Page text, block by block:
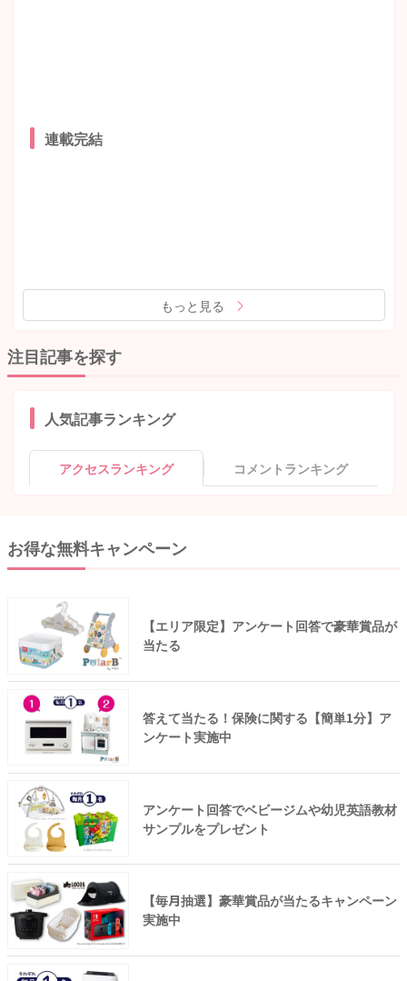
連載完結
もっと見る
注目記事を探す
人気記事ランキング
アクセスランキング コメントランキング
お得な無料キャンペーン
【エリア限定】アンケート回答で豪華賞品が
当たる
答えて当たる！保険に関する【簡単1分】ア
ンケート実施中
アンケート回答でベビージムや幼児英語教材
サンプルをプレゼント
【毎月抽選】豪華賞品が当たるキャンペーン
実施中